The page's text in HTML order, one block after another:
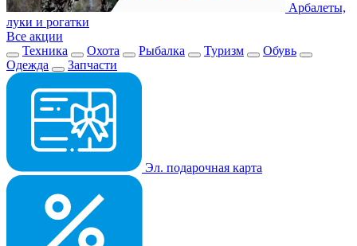
Арбалеты,
луки и рогатки
Все акции
Техника
Охота Рыбалка Туризм
Обувь
Одежда
Запчасти
Эл. подарочная карта